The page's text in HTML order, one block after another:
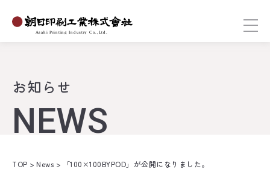
お知らせ
NEWS
TOP >News > 「100×100BYPOD」が公開になりました。